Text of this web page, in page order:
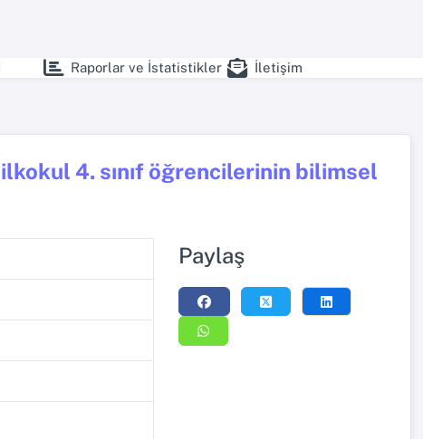
Raporlar ve İstatistikler İletişim
4. sınıf öğrencilerinin bilimsel
Paylaş